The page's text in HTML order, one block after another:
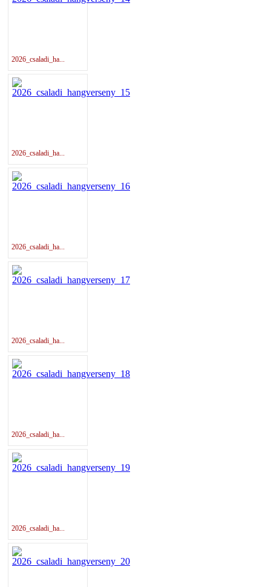
2026_csaladi_ha...
2026_csaladi_ha...
2026_csaladi_ha...
2026_csaladi_ha...
2026_csaladi_ha...
2026_csaladi_ha...